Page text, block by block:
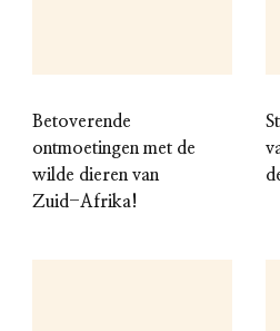
Betoverende
ontmoetingen met de
wilde dieren van
Zuid-Afrika!